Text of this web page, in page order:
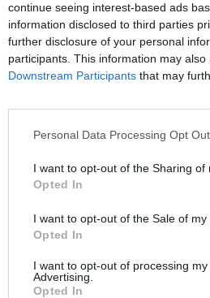
continue seeing interest-based ads
information disclosed to third parties
further disclosure of your personal
participants. This information may
Downstream Participants that may
Personal Data Processing Opt
I want to opt-out of the Sharing of
Opted In
I want to opt-out of the Sale of
Opted In
I want to opt-out of processing
Advertising.
Opted In